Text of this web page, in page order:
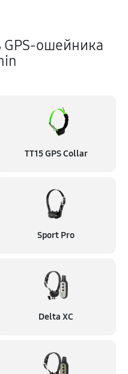
ошейника
TT15 GPS Collar
Sport Pro
Delta XC